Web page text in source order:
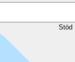
Stöd